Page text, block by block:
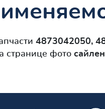
4873042050,
странице фото